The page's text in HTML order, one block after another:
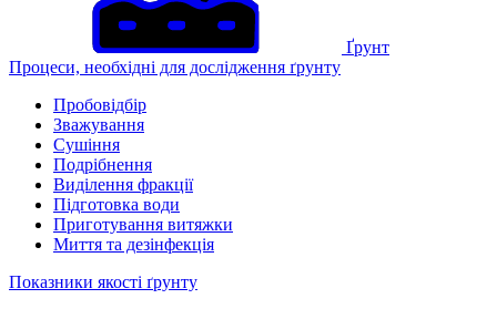
Ґрунт
Процеси, необхідні для дослідження ґрунту
Пробовідбір
Зважування
Сушіння
Подрібнення
Виділення фракції
Підготовка води
Приготування витяжки
Миття та дезінфекція
Показники якості ґрунту